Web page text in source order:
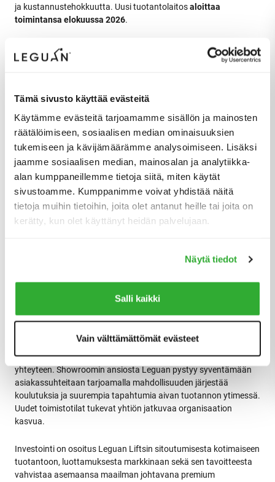
Tämä sivusto käyttää evästeitä
Käytämme evästeitä tarjoamamme sisällön ja mainosten
räätälöimiseen, sosiaalisen median ominaisuuksien
tukemiseen ja kävijämäärämme analysoimiseen. Lisäksi
jaamme sosiaalisen median, mainosalan ja analytiikka-
alan kumppaneillemme tietoja siitä, miten käytät
sivustoamme. Kumppanimme voivat yhdistää näitä
tietoja muihin tietoihin, joita olet antanut heille tai joita on
kerätty, kun olet käyttänyt heidän palvelujaan.
Näytä tiedot
Salli kaikki
Vain välttämättömät evästeet
ja kustannustehokkuutta. Uusi tuotantolaitosaloittaa
toimintansa elokuussa 2026.
Investointi heijastaa Leguanin itsekulkevien henkilönostimien
kasvavaa kotimaista ja kansainvälistä kysyntää sekä vahvistaa
toimitusvarmuutta.
“Uusi tuotantolaitos on merkittävä askel eteenpäin Leguan
Liftsille. Olemme saavuttaneet asiakkaidemme luottamuksen
kaikilla toimialoilla erinomaisen All-terrain series -mallistomme
avulla ja näemme paljon palaavia asiakkaita, jotka haluavat
laajentaa nostinkantaansa. Tämä investointi mahdollistaa
huippuosaamista, korkeita laatustandardejamme ja
Toimitusjohtaja Esa Vuorela.
Kehitysprojektin seuraavassa vaiheessa Leguan Lifts rakentaa
uuden showroomin sekä modernit toimistotilat uuden tehtaan
yhteyteen. Showroomin ansiosta Leguan pystyy syventämään
asiakassuhteitaan tarjoamalla mahdollisuuden järjestää
koulutuksia ja suurempia tapahtumia aivan tuotannon ytimessä.
Uudet toimistotilat tukevat yhtiön jatkuvaa organisaation
kasvua.
Investointi on osoitus Leguan Liftsin sitoutumisesta kotimaiseen
tuotantoon, luottamuksesta markkinaan sekä sen tavoitteesta
vahvistaa asemaansa maailman johtavana premium